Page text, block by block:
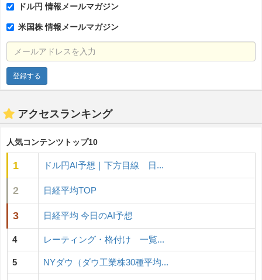
ドル円 情報メールマガジン
米国株 情報メールマガジン
メールアドレスを入力
アクセスランキング
人気コンテンツトップ10
1 ドル円AI予想｜下方目線 日...
2 日経平均TOP
3 日経平均 今日のAI予想
4 レーティング・格付け 一覧...
5 NYダウ（ダウ工業株30種平均...